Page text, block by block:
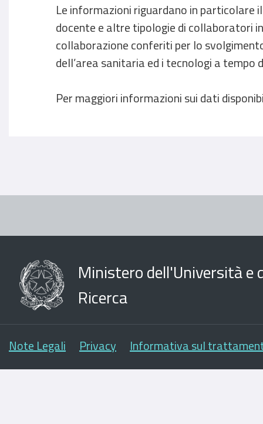
Le informazioni riguardano in particolare
docente e altre tipologie di collaboratori
collaborazione conferiti per lo
dell’area sanitaria ed i tecnologi a tempo
Per maggiori informazioni sui dati
Ministero dell'Università e
Ricerca
Note Legali Privacy Informativa sul